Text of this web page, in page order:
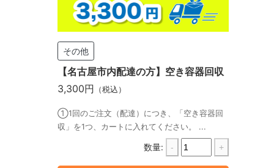
その他
【名古屋市内配達の方】空き容器回収
3,300円 （税込）
①1回のご注文（配達）につき、「空き容器回
収」を1つ、カートに入れてください。 ...
数量: - +